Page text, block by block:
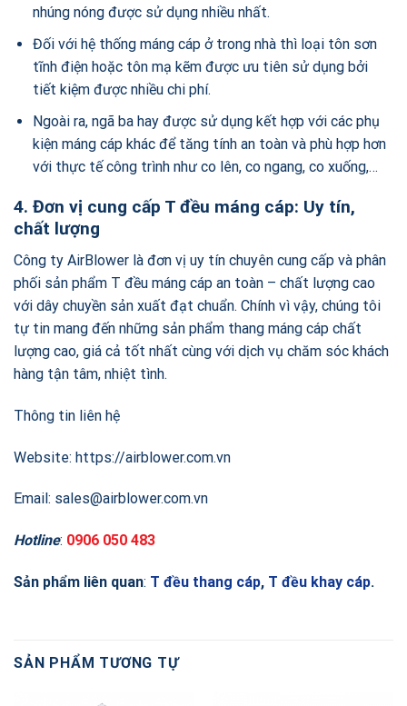
nhúng nóng được sử dụng nhiều nhất.
Đối với hệ thống máng cáp ở trong nhà thì loại tôn sơn
tĩnh điện hoặc tôn mạ kẽm được ưu tiên sử dụng bởi
tiết kiệm được nhiều chi phí.
Ngoài ra, ngã ba hay được sử dụng kết hợp với các phụ
kiện máng cáp khác để tăng tính an toàn và phù hợp hơn
với thực tế công trình như co lên, co ngang, co xuống,…
4. Đơn vị cung cấp T đều máng cáp: Uy tín,
chất lượng
Công ty AirBlower là đơn vị uy tín chuyên cung cấp và phân
phối sản phẩm T đều máng cáp an toàn – chất lượng cao
với dây chuyền sản xuất đạt chuẩn. Chính vì vậy, chúng tôi
tự tin mang đến những sản phẩm thang máng cáp chất
lượng cao, giá cả tốt nhất cùng với dịch vụ chăm sóc khách
hàng tận tâm, nhiệt tình.
Thông tin liên hệ
Website: https://airblower.com.vn
Email: sales@airblower.com.vn
Hotline: 0906 050 483
Sản phẩm liên quan: T đều thang cáp, T đều khay cáp.
SẢN PHẨM TƯƠNG TỰ